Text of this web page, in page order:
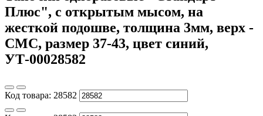
Плюс", с открытым мысом, на
жесткой подошве, толщина 3мм, верх -
СМС, размер 37-43, цвет синий,
УТ-00028582
Код товара: 28582